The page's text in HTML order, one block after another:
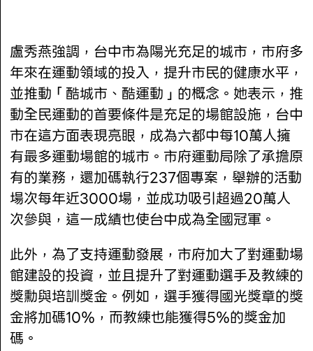
盧秀燕強調，台中市為陽光充足的城市，市府多
年來在運動領域的投入，提升市民的健康水平，
並推動「酷城市、酷運動」的概念。她表示，推
動全民運動的首要條件是充足的場館設施，台中
市在這方面表現亮眼，成為六都中每10萬人擁
有最多運動場館的城市。市府運動局除了承擔原
有的業務，還加碼執行237個專案，舉辦的活動
場次每年近3000場，並成功吸引超過20萬人
次參與，這一成績也使台中成為全國冠軍。
此外，為了支持運動發展，市府加大了對運動場
館建設的投資，並且提升了對運動選手及教練的
獎勳與培訓獎金。例如，選手獲得國光獎章的獎
金將加碼10％，而教練也能獲得5％的獎金加
碼。